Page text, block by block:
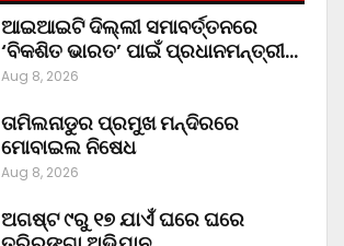
ଆଇଆଇଟି ଦିଲ୍ଲୀ ସମାବର୍ତ୍ତନରେ
‘ବିକଶିତ ଭାରତ’ ପାଇଁ ପ୍ରଧାନମନ୍ତ୍ରୀ…
Aug 8, 2026
ତାମିଲନାଡୁର ପ୍ରମୁଖ ମନ୍ଦିରରେ
ମୋବାଇଲ ନିଷେଧ
Aug 8, 2026
ଅଗଷ୍ଟ ୯ରୁ ୧୭ ଯାଏଁ ଘରେ ଘରେ